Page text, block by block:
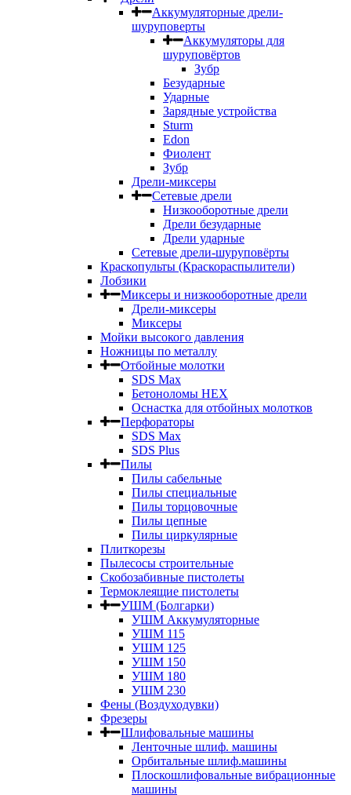
Аккумуляторные дрели-
шуруповерты
Аккумуляторы для
шуруповёртов
Зубр
Безударные
Ударные
Зарядные устройства
Sturm
Edon
Фиолент
Зубр
Дрели-миксеры
Сетевые дрели
Низкооборотные дрели
Дрели безударные
Дрели ударные
Сетевые дрели-шуруповёрты
Краскопульты (Краскораспылители)
Лобзики
Миксеры и низкооборотные дрели
Дрели-миксеры
Миксеры
Мойки высокого давления
Ножницы по металлу
Отбойные молотки
SDS Max
Бетоноломы HEX
Оснастка для отбойных молотков
Перфораторы
SDS Max
SDS Plus
Пилы
Пилы сабельные
Пилы специальные
Пилы торцовочные
Пилы цепные
Пилы циркулярные
Плиткорезы
Пылесосы строительные
Скобозабивные пистолеты
Термоклеящие пистолеты
УШМ (Болгарки)
УШМ Аккумуляторные
УШМ 115
УШМ 125
УШМ 150
УШМ 180
УШМ 230
Фены (Воздуходувки)
Фрезеры
Шлифовальные машины
Ленточные шлиф. машины
Орбитальные шлиф.машины
Плоскошлифовальные вибрационные
машины